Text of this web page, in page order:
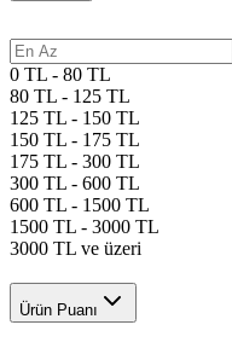
0 TL - 80 TL
80 TL - 125 TL
125 TL - 150 TL
150 TL - 175 TL
175 TL - 300 TL
300 TL - 600 TL
600 TL - 1500 TL
1500 TL - 3000 TL
3000 TL ve üzeri
Ürün Puanı